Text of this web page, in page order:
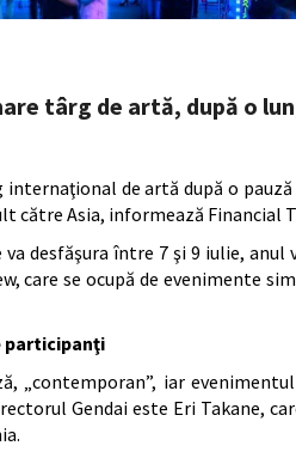
târg de artă, după o
de artă după o
către Asia, informează Financial
va desfăşura între 7 şi 9 iulie,
care se ocupă de evenimente
participanţi
„contemporan”, iar
Gendai este Eri Takane,